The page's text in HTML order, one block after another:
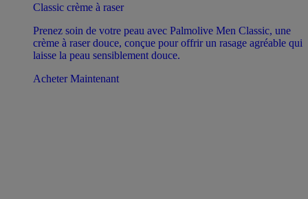
Classic crème à raser
Prenez soin de votre peau avec Palmolive Men Classic, une
crème à raser douce, conçue pour offrir un rasage agréable qui
laisse la peau sensiblement douce.
Acheter Maintenant